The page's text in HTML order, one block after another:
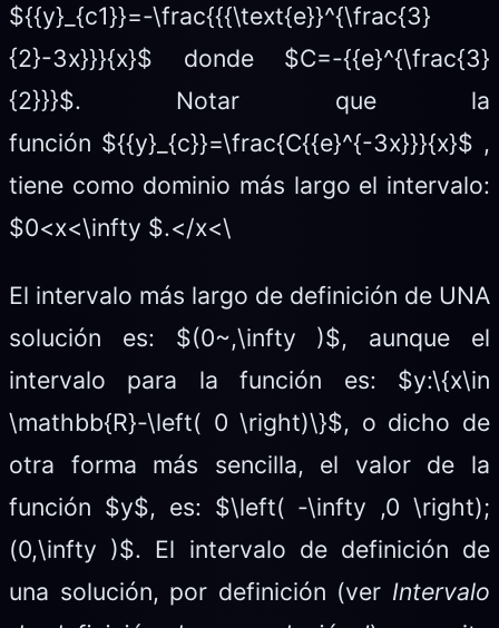
${{y}_{c1}}=-\frac{{{\text{e}}^{\frac{3}
{2}-3x}}}{x}$ donde $C=-{{e}^{\frac{3}
{2}}}$. Notar que la
función ${{y}_{c}}=\frac{C{{e}^{-3x}}}{x}$ ,
tiene como dominio más largo el intervalo:
$0<x<\infty $.</x<\
El intervalo más largo de definición de UNA
solución es: $(0~,\infty )$, aunque el
intervalo para la función es: $y:\{x\in
\mathbb{R}-\left( 0 \right)\}$, o dicho de
otra forma más sencilla, el valor de la
función $y$, es: $\left( -\infty ,0 \right);
(0,\infty )$. El intervalo de definición de
una solución, por definición (ver Intervalo